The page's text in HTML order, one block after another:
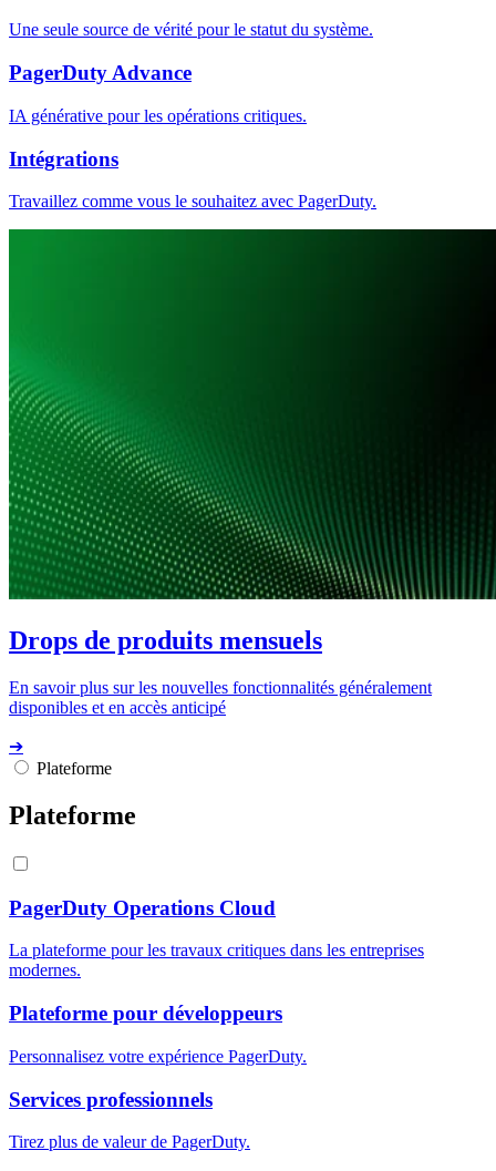
Une seule source de vérité pour le statut du système.
PagerDuty Advance
IA générative pour les opérations critiques.
Intégrations
Travaillez comme vous le souhaitez avec PagerDuty.
Drops de produits mensuels
En savoir plus sur les nouvelles fonctionnalités généralement
disponibles et en accès anticipé
➔
Plateforme
Plateforme
PagerDuty Operations Cloud
La plateforme pour les travaux critiques dans les entreprises
modernes.
Plateforme pour développeurs
Personnalisez votre expérience PagerDuty.
Services professionnels
Tirez plus de valeur de PagerDuty.